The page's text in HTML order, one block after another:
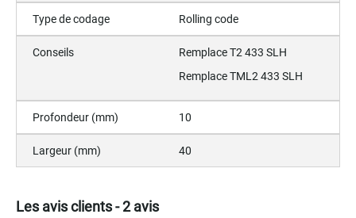
Type de codage Rolling code
Conseils
Remplace T2 433 SLH
Remplace TML2 433 SLH
Profondeur (mm) 10
Largeur (mm) 40
Les avis clients - 2 avis